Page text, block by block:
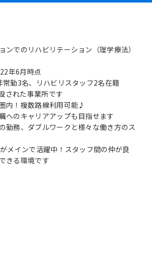
ンでのリハビリテーション（理学療法）
年6月時点
常勤3名、リハビリスタッフ2名在籍
された事業所です
内！複数路線利用可能♪
へのキャリアアップも目指せます
勤務、ダブルワークと様々な働き方のス
メインで活躍中！スタッフ間の仲が良
きる環境です